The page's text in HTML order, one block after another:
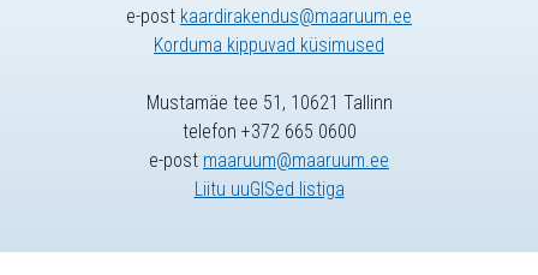
e-post kaardirakendus@maaruum.ee
Korduma kippuvad küsimused
Mustamäe tee 51, 10621 Tallinn
telefon +372 665 0600
e-post maaruum@maaruum.ee
Liitu uuGISed listiga